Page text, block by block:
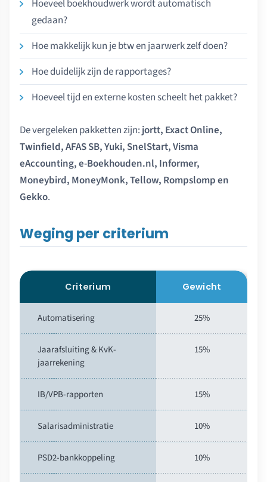
Hoeveel boekhoudwerk wordt automatisch
gedaan?
Hoe makkelijk kun je btw en jaarwerk zelf doen?
Hoe duidelijk zijn de rapportages?
Hoeveel tijd en externe kosten scheelt het pakket?
De vergeleken pakketten zijn: jortt, Exact Online,
Twinfield, AFAS SB, Yuki, SnelStart, Visma
eAccounting, e-Boekhouden.nl, Informer,
Moneybird, MoneyMonk, Tellow, Rompslomp en
Gekko.
Weging per criterium
Criterium Gewicht
Automatisering 25%
Jaarafsluiting & KvK-
jaarrekening
15%
IB/VPB-rapporten 15%
Salarisadministratie 10%
PSD2-bankkoppeling 10%